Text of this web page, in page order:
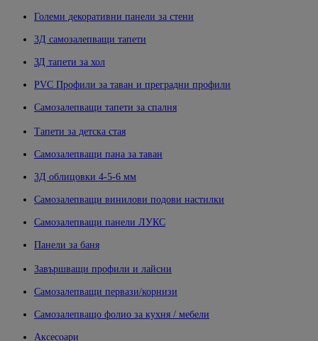
Големи декоративни панели за стени
3Д самозалепващи тапети
ЗД тапети за хол
PVC Профили за таван и преградни профили
Самозалепващи тапети за спалня
Тапети за детска стая
Самозалепващи пана за таван
3Д облицовки 4-5-6 мм
Самозалепващи винилови подови настилки
Самозалепващи панели ЛУКС
Панели за баня
Завършващи профили и лайсни
Самозалепващи первази/корнизи
Самозалепващо фолио за кухня / мебели
Аксесоари